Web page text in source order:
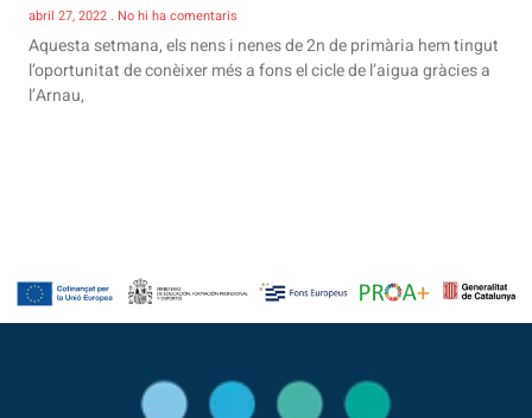
abril 27, 2022 No hi ha comentaris
Aquesta setmana, els nens i nenes de 2n de primària hem tingut
l’oportunitat de conèixer més a fons el cicle de l’aigua gràcies a
l’Arnau,